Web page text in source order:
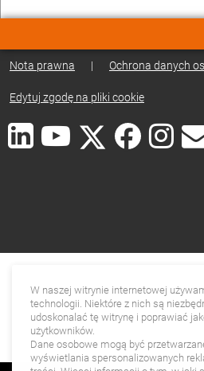
Nota prawna | Ochrona danych
Edytuj zgodę na pliki cookie
W naszej witrynie internetowej
technologii. Niektóre z nich są
udoskonalać tę witrynę i poprawiać
użytkowników.
Dane osobowe mogą być
wyświetlania spersonalizowanych